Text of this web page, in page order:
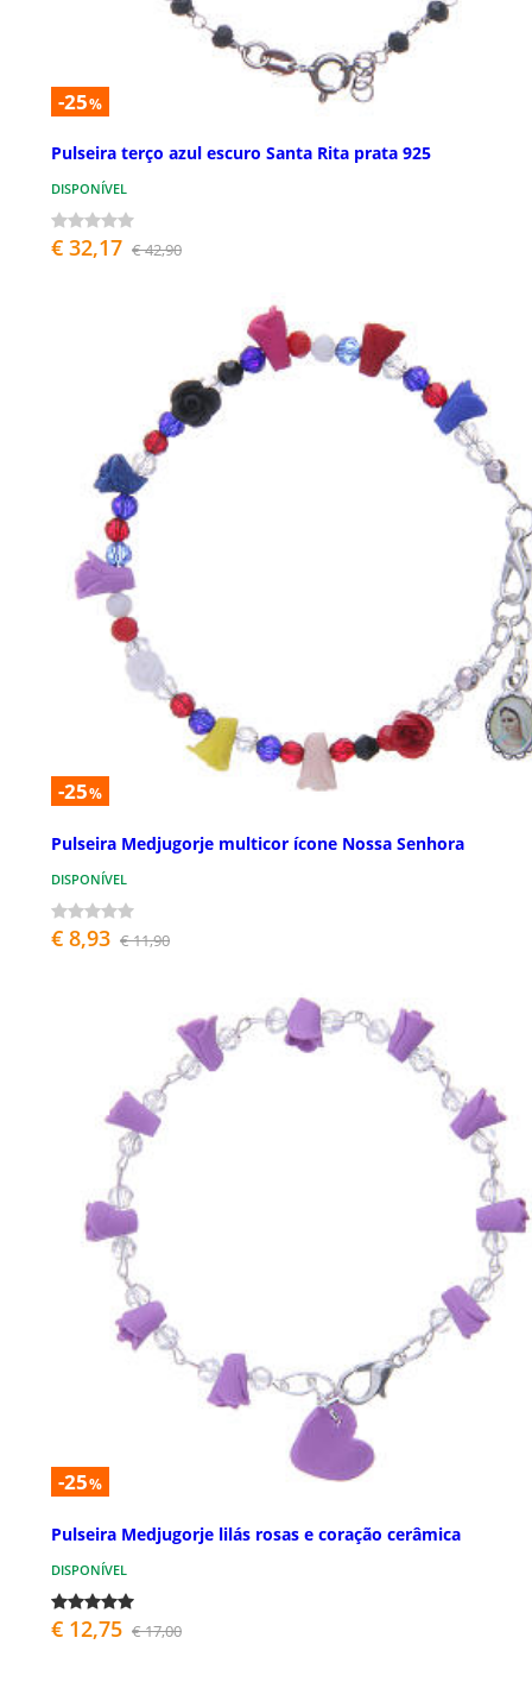
-25%
Pulseira terço azul escuro Santa Rita prata 925
DISPONÍVEL
€ 32,17 € 42,90
-25%
Pulseira Medjugorje multicor ícone Nossa Senhora
DISPONÍVEL
€ 8,93 € 11,90
-25%
Pulseira Medjugorje lilás rosas e coração cerâmica
DISPONÍVEL
€ 12,75 € 17,00